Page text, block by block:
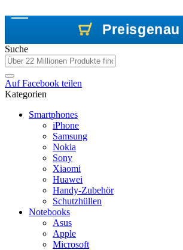
Preisgenau
Preisgenau
Preisgenau
Suche
AufFacebook teilen
Kategorien
Smartphones
iPhone
Samsung
Nokia
Sony
Xiaomi
Huawei
Handy-Zubehör
Schutzhüllen
Notebooks
Asus
Apple
Microsoft